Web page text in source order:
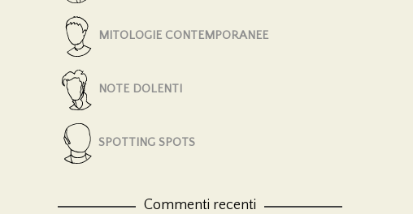
MITOLOGIE CONTEMPORANEE
NOTE DOLENTI
SPOTTING SPOTS
Commenti recenti